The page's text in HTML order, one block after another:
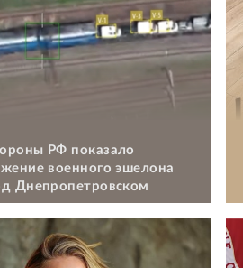
РФ показало
военного эшелона
Днепропетровском